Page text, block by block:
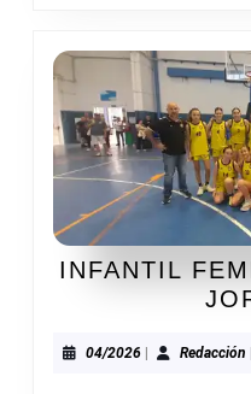
INFANTIL
04/202604/2026Redacción